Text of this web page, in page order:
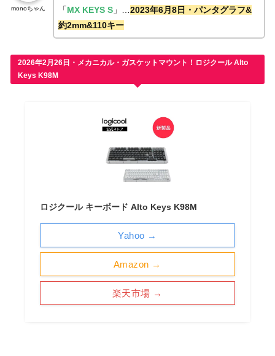
monoちゃん
「MX KEYS S 」… 2023年6月8日・パンタグラフ&
約2mm&110キー
2026年2月26日・メカニカル・ガスケットマウント！ロジクール Alto
Keys K98M
ロジクール キーボード Alto Keys K98M
Amazon →
楽天市場 →
Yahoo →